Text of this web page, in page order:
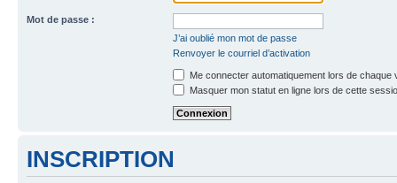
Mot de passe :
J’ai oublié mon mot de passe
Renvoyer le courriel d’activation
Me connecter automatiquement lors de chaque
Masquer mon statut en ligne lors de cette
INSCRIPTION